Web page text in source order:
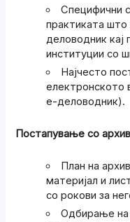
Специфични
практиката што
деловодник кај
институции со
Најчесто
електронското
е-деловодник).
Постапување со
План на
материјал и
со рокови за
Одбирање на